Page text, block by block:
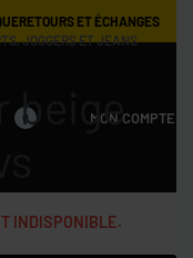
RETOURS ET ÉCHANGES
0 MON COMPTE
JOGGERS ET JEANS
beige
INDISPONIBLE.